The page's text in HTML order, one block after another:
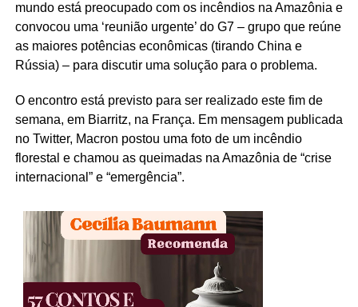
mundo está preocupado com os incêndios na Amazônia e
convocou uma ‘reunião urgente’ do G7 – grupo que reúne
as maiores potências econômicas (tirando China e
Rússia) – para discutir uma solução para o problema.
O encontro está previsto para ser realizado este fim de
semana, em Biarritz, na França. Em mensagem publicada
no Twitter, Macron postou uma foto de um incêndio
florestal e chamou as queimadas na Amazônia de “crise
internacional” e “emergência”.